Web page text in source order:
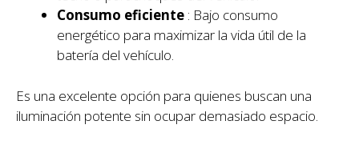
Consumo eficiente : Bajo consumo
energético para maximizar la vida útil de la
batería del vehículo.
Es una excelente opción para quienes buscan una
iluminación potente sin ocupar demasiado espacio.